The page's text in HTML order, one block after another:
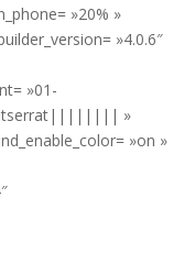
»20% »
»4.0.6″
»01-
»
»on »